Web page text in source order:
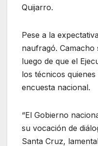
Quijarro.
Pese a la
naufragó.
luego de que el
los técnicos
encuesta nacional.
“El Gobierno
su vocación de
Santa Cruz,